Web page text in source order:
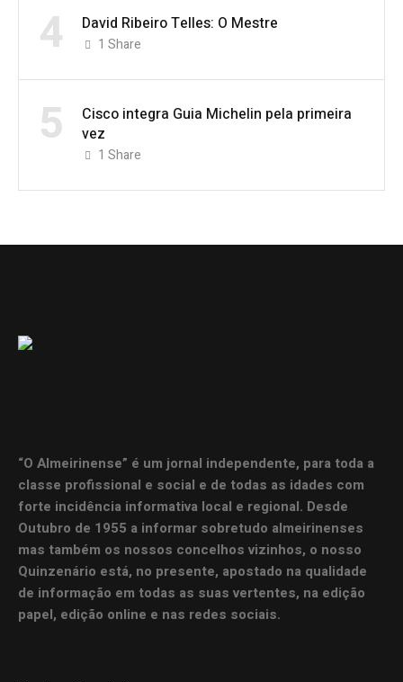
4 David Ribeiro Telles: O Mestre
1 Share
5
Cisco integra Guia Michelin pela primeira
vez
1 Share
“O Almeirinense” é um jornal independente, para toda a
classe profissional e social e de todas as idades com
forte incidência informativa local e regional. Desde
Outubro de 1955 a informar sobretudo almeirinenses
mas também os nossos concelhos vizinhos, o nosso
Quinzenário está, no presente, apostado na qualidade
de informação em todas as suas vertentes, na edição
papel, edição online e nas redes sociais.